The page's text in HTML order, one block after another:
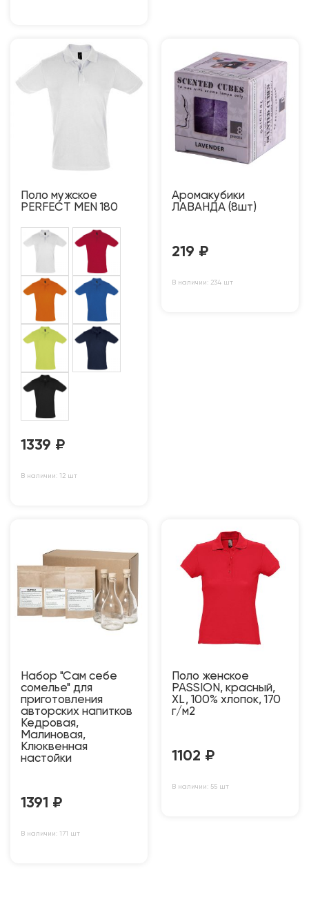
Поло мужское
PERFECT MEN 180
1339 ₽
В наличии: 12 шт
Аромакубики
ЛАВАНДА (8шт)
219 ₽
В наличии: 234 шт
Набор "Сам себе
сомелье" для
приготовления
авторских напитков
Кедровая,
Малиновая,
Клюквенная
настойки
1391 ₽
В наличии: 171 шт
Поло женское
PASSION, красный,
XL, 100% хлопок, 170
г/м2
1102 ₽
В наличии: 55 шт